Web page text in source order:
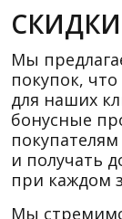
Мы
покупок,
для наших
бонусные
и получать
при каждом
Мы